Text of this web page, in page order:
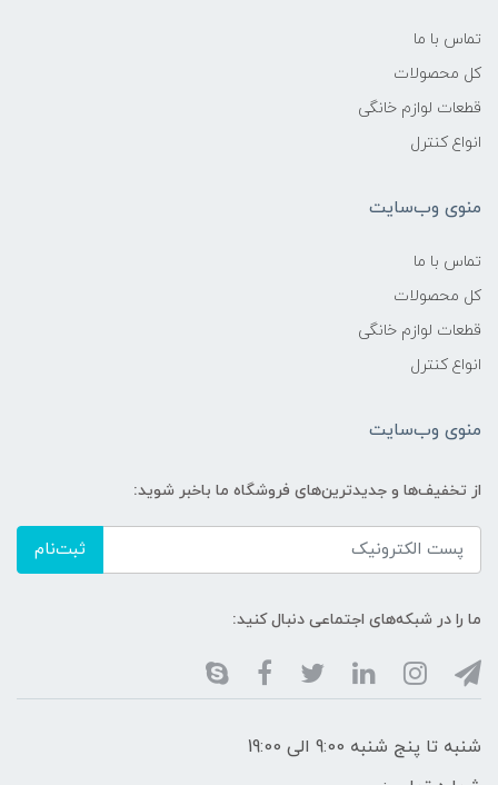
تماس با ما
کل محصولات
قطعات لوازم خانگی
انواع کنترل
منوی وب‌سایت
تماس با ما
کل محصولات
قطعات لوازم خانگی
انواع کنترل
منوی وب‌سایت
از تخفیف‌ها و جدیدترین‌های فروشگاه ما باخبر شوید:
ثبت‌نام
ما را در شبکه‌های اجتماعی دنبال کنید:
شنبه تا پنج شنبه 9:00 الی 19:00